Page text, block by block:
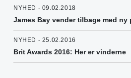
NYHED - 09.02.2018
James Bay vender tilbage med
NYHED - 25.02.2016
Brit Awards 2016: Her er vinderne